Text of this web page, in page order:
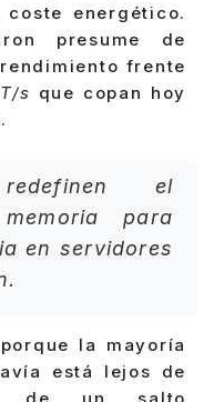
energético.
presume de
frente
s que copan hoy
el
para
en servidores
la mayoría
está lejos de